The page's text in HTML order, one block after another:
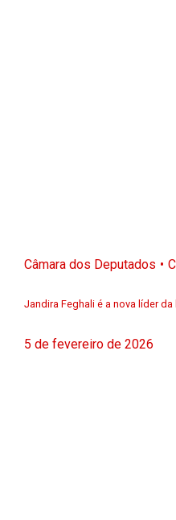
Câmara dos Deputados
Jandira Feghali é a nova líder
5 de fevereiro de 2026